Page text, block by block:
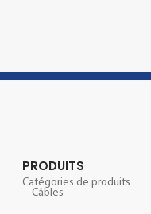
PRODUITS
Catégories de produits
Câbles